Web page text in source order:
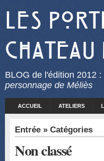
Les
Chateau
BLOG de l'édition 2012 :
personnage de Méliès
ACCUEIL ATELIERS
Entrée » Catégories
Non classé